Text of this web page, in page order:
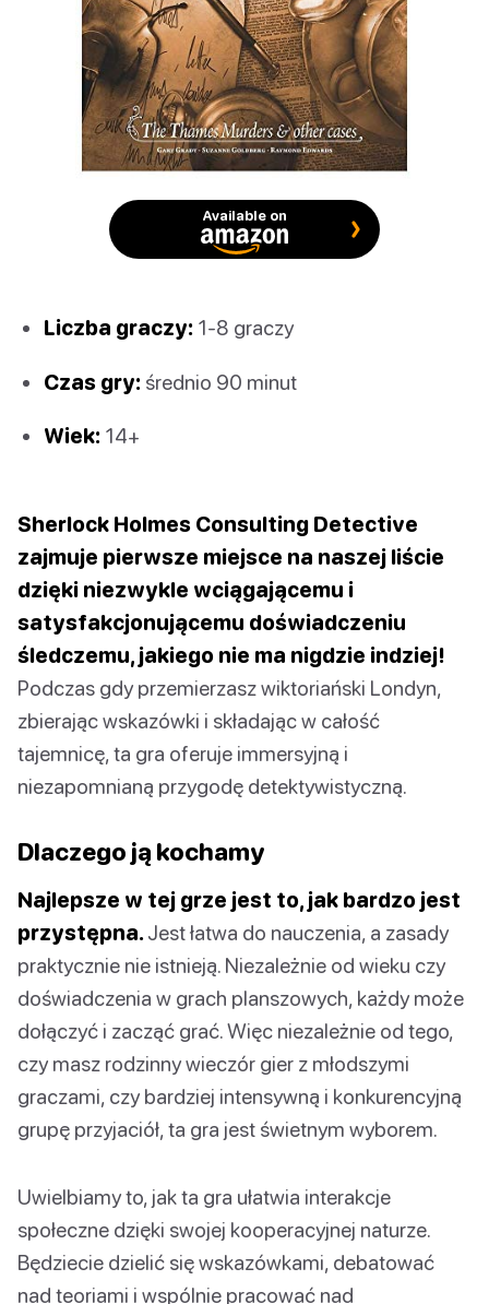
Available on
Liczba graczy: 1-8 graczy
Czas gry: średnio 90 minut
Wiek: 14+
Sherlock Holmes Consulting Detective
zajmuje pierwsze miejsce na naszej liście
dzięki niezwykle wciągającemu i
satysfakcjonującemu doświadczeniu
śledczemu, jakiego nie ma nigdzie indziej!
Podczas gdy przemierzasz wiktoriański Londyn,
zbierając wskazówki i składając w całość
tajemnicę, ta gra oferuje immersyjną i
niezapomnianą przygodę detektywistyczną.
Dlaczego ją kochamy
Najlepsze w tej grze jest to, jak bardzo jest
przystępna. Jest łatwa do nauczenia, a zasady
praktycznie nie istnieją. Niezależnie od wieku czy
doświadczenia w grach planszowych, każdy może
dołączyć i zacząć grać. Więc niezależnie od tego,
czy masz rodzinny wieczór gier z młodszymi
graczami, czy bardziej intensywną i konkurencyjną
grupę przyjaciół, ta gra jest świetnym wyborem.
Uwielbiamy to, jak ta gra ułatwia interakcje
społeczne dzięki swojej kooperacyjnej naturze.
Będziecie dzielić się wskazówkami, debatować
nad teoriami i wspólnie pracować nad